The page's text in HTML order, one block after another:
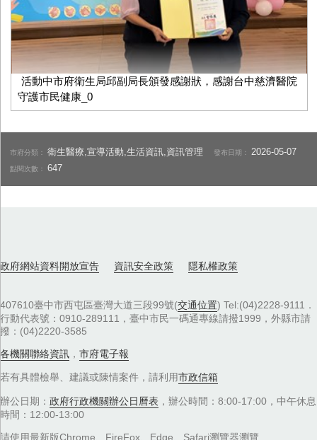
活動中市府衛生局邱副局長頒發感謝狀，感謝台中慈濟醫院
守護市民健康_0
市府分類：衛生醫療,宣導活動,生活資訊,資訊管理 發布日期：2026-05-07
點閱次數：647
政府網站資料開放宣告 資訊安全政策 隱私權政策
407610臺中市西屯區臺灣大道三段99號(交通位置) Tel:(04)2228-9111．
行動代表號：0910-289111，臺中市民一碼通專線請撥1999，外縣市請
撥：(04)2220-3585
各機關聯絡資訊 ， 市府電子報
若有具體檢舉、建議或陳情案件，請利用市政信箱
辦公日期： 政府行政機關辦公日曆表 ，辦公時間：8:00-17:00，中午休息
時間：12:00-13:00
請使用最新版Chrome、FireFox、Edge、Safari瀏覽器瀏覽